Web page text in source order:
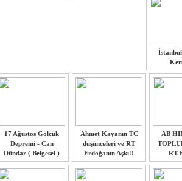
17 Ağustos Gölcük
Depremi - Can
Dündar ( Belgesel )
Ahmet Kayanın TC
düşünceleri ve RT
Erdoğanın Aşkı!!
AB